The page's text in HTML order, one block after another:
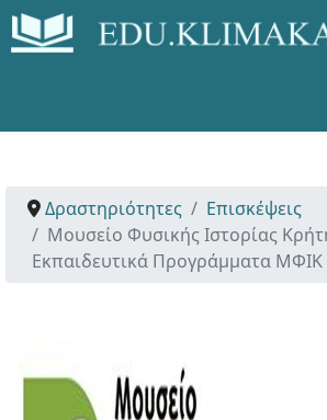
Δραστηριότητες
Επισκέψεις
Μουσείο Φυσικής Ιστορίας
Εκπαιδευτικά Προγράμματα ΜΦΙΚ